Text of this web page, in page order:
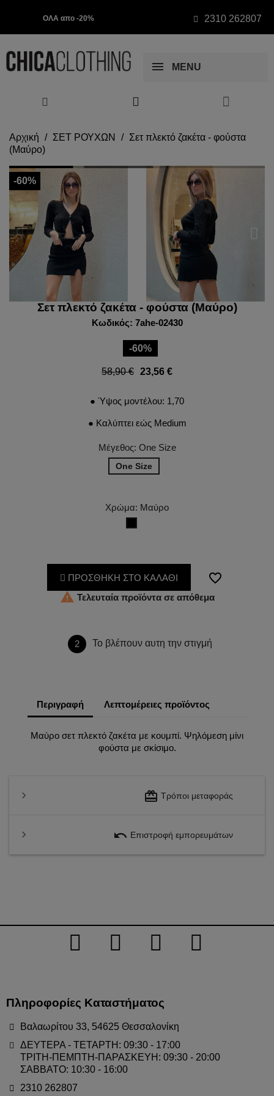
ΟΛΑ απο -20% 2310 262807
MENU
Αρχική ΣΕΤ ΡΟΥΧΩΝ
Σετ πλεκτό ζακέτα - φούστα
(Μαύρο)
-60%
Σετ πλεκτό ζακέτα - φούστα (Μαύρο)
Κωδικός: 7ahe-02430
-60%
58,90 € 23,56 €
● Ύψος μοντέλου: 1,70
● Καλύπτει εώς Medium
Μέγεθος: One Size
One Size
Χρώμα: Μαύρο
ΠΡΟΣΘΗΚΗ ΣΤΟ ΚΑΛΑΘΙ
favorite_border
 Τελευταία προϊόντα σε απόθεμα
2 Το βλέπουν αυτη την στιγμή
Περιγραφή Λεπτομέρειες προϊόντος
Μαύρο σετ πλεκτό ζακέτα με κουμπί. Ψηλόμεση μίνι
φούστα με σκίσιμο.
redeem Τρόποι μεταφοράς
undo Επιστροφή εμπορευμάτων
Πληροφορίες Καταστήματος
Βαλαωρίτου 33, 54625 Θεσσαλονίκη
ΔΕΥΤΕΡΑ - ΤΕΤΑΡΤΗ: 09:30 - 17:00
ΤΡΙΤΗ-ΠΕΜΠΤΗ-ΠΑΡΑΣΚΕΥΗ: 09:30 - 20:00
ΣΑΒΒΑΤΟ: 10:30 - 16:00
2310 262807